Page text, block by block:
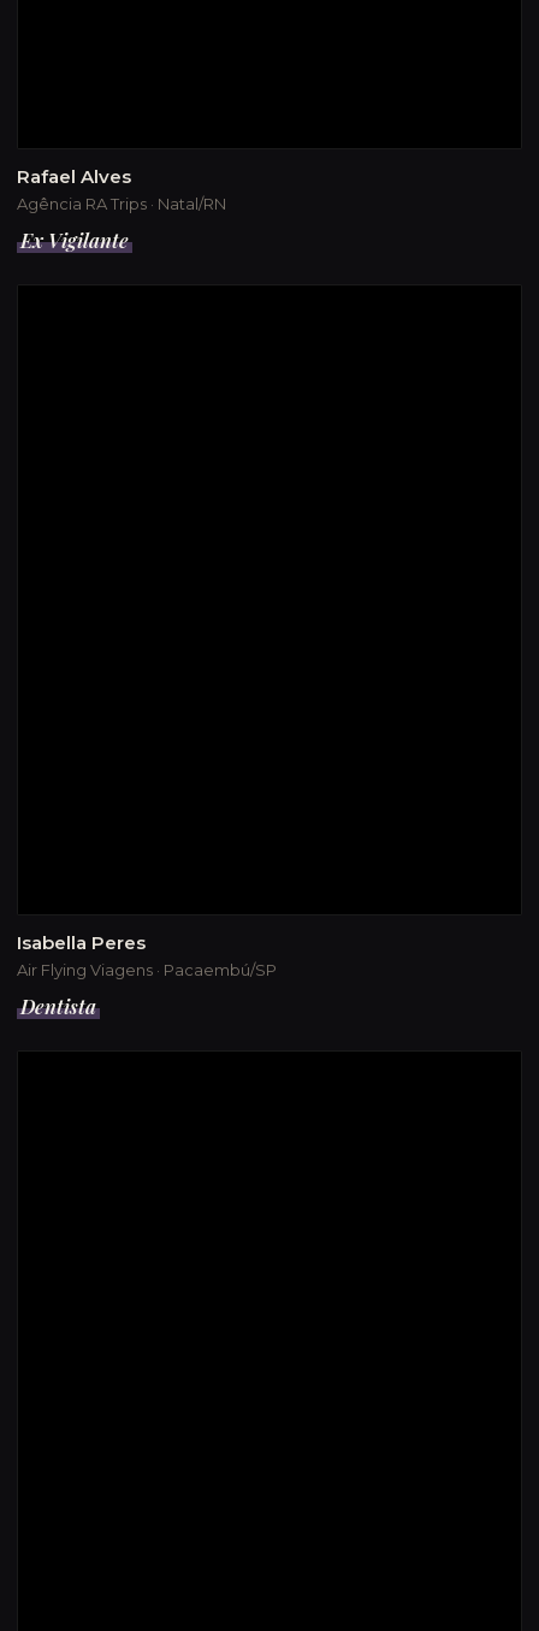
Rafael Alves
Agência RA Trips · Natal/RN
Ex Vigilante
Isabella Peres
Air Flying Viagens · Pacaembú/SP
Dentista